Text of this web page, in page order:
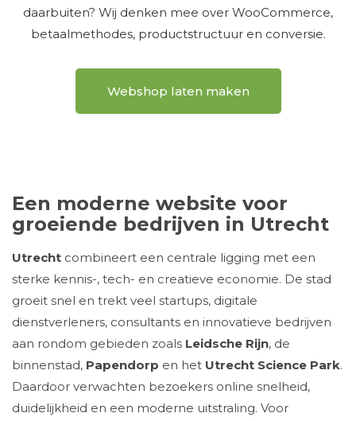
daarbuiten? Wij denken mee over WooCommerce,
betaalmethodes, productstructuur en conversie.
Webshop laten maken
Een moderne website voor
groeiende bedrijven in Utrecht
Utrecht combineert een centrale ligging met een
sterke kennis-, tech- en creatieve economie. De stad
groeit snel en trekt veel startups, digitale
dienstverleners, consultants en innovatieve bedrijven
aan rondom gebieden zoals Leidsche Rijn, de
binnenstad, Papendorp en het Utrecht Science Park.
Daardoor verwachten bezoekers online snelheid,
duidelijkheid en een moderne uitstraling. Voor